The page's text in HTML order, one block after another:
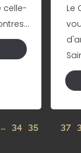
celle-
Le
… 34 35 37